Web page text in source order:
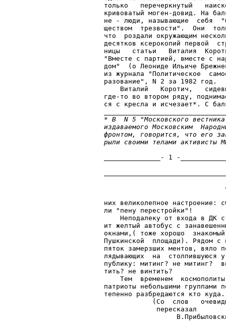
только   перечеркнутый
кривоватый моген-довид. На
не - люди, называющие  себя
ществом  трезвости".  Они
что  роздали окружающим
десятков ксерокопий первой
ницы   статьи   Виталия
"Вместе с партией, вместе с
дом"  (о Леониде Ильиче
из журнала "Политическое
разование", N 2 за 1982 год.
Виталий   Коротич,
где-то во втором ряду,
ся с кресла и исчезает*. С
* В  N 5 "Московского
издаваемого Московским
фронтом, говорится, что его
рыли своими телами активисты
______________- 1 -
них великолепное
ли "пену перестройки"!
Неподалеку от входа в ДК
ит желтый автобус с
окнами,( тоже хорошо
Пушкинской  площади). Рядом
пяток замерзших ментов,
лядывающих  на  столпившуюся
публику: митинг? не митинг?
тить? не винтить?
Тем  временем
патриоты небольшими
тепенно разбредаются кто
(Со  слов
пересказал